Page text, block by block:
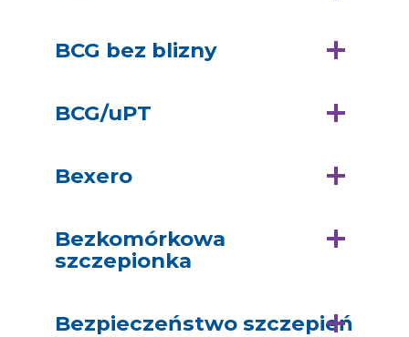
BCG bez blizny
BCG/uPT
Bexero
Bezkomórkowa
szczepionka
Bezpieczeństwo szczepień